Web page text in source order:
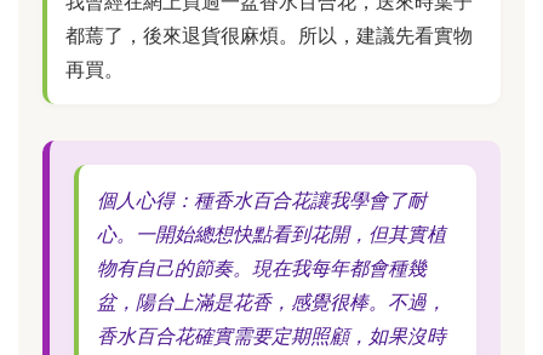
都蔫了，後來退貨很麻煩。所以，建議先看實物
再買。
個人心得：種香水百合花讓我學會了耐
心。一開始總想快點看到花開，但其實植
物有自己的節奏。現在我每年都會種幾
盆，陽台上滿是花香，感覺很棒。不過，
香水百合花確實需要定期照顧，如果沒時